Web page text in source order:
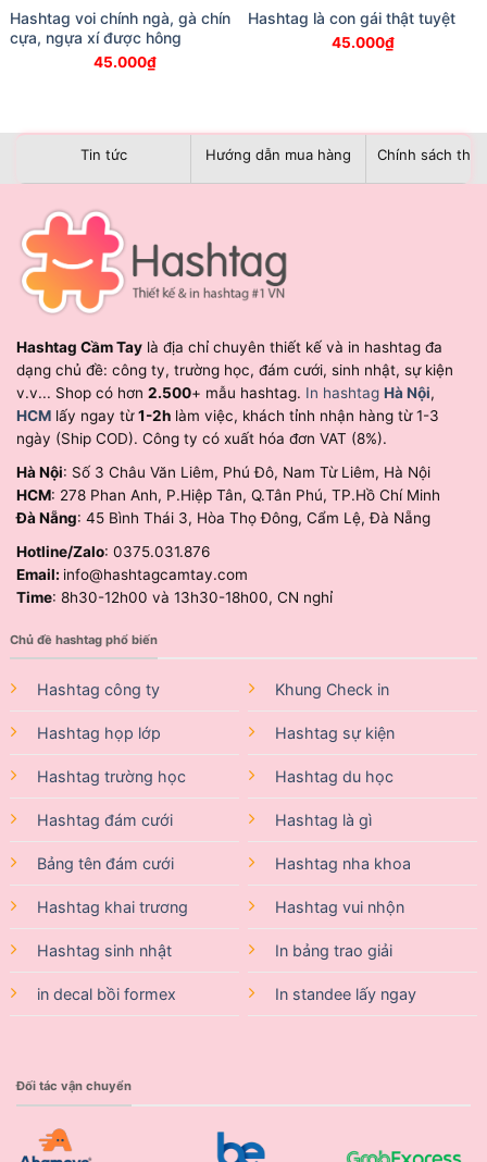
Hashtag voi chính ngà, gà chín
cựa, ngựa xí được hông
45.000₫
Hashtag là con gái thật tuyệt
45.000₫
Tin tức Hướng dẫn mua hàng Chính sách
Hashtag Cầm Tay là địa chỉ chuyên thiết kế và in hashtag đa
dạng chủ đề: công ty, trường học, đám cưới, sinh nhật, sự kiện
v.v... Shop có hơn 2.500+ mẫu hashtag. In hashtag Hà Nội,
HCM lấy ngay từ1-2h làm việc, khách tỉnh nhận hàng từ 1-3
ngày (Ship COD). Công ty có xuất hóa đơn VAT (8%).
Hà Nội: Số 3 Châu Văn Liêm, Phú Đô, Nam Từ Liêm, Hà Nội
HCM: 278 Phan Anh, P.Hiệp Tân, Q.Tân Phú, TP.Hồ Chí Minh
Đà Nẵng: 45 Bình Thái 3, Hòa Thọ Đông, Cẩm Lệ, Đà Nẵng
Hotline/Zalo: 0375.031.876
Email: info@hashtagcamtay.com
Time: 8h30-12h00 và 13h30-18h00, CN nghỉ
Chủ đề hashtag phổ biến
Hashtag công ty
Hashtag họp lớp
Hashtag trường học
Hashtag đám cưới
Bảng tên đám cưới
Hashtag khai trương
Hashtag sinh nhật
in decal bồi formex
Khung Check in
Hashtag sự kiện
Hashtag du học
Hashtag là gì
Hashtag nha khoa
Hashtag vui nhộn
In bảng trao giải
In standee lấy ngay
Đối tác vận chuyển